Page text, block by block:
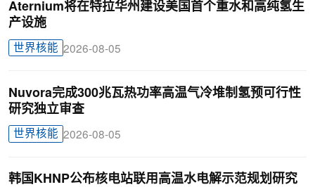
Aternium将在特拉华州建设美国首个重水和高纯氢生
产设施
世界核能 2026-08-05
Nuvora完成300兆瓦热功率高温气冷堆制氢预可行性
研究独立审查
世界核能 2026-08-05
韩国KHNP公布核电站联用高温水电解示范规划研究